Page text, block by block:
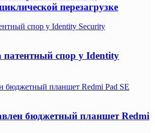
перезагрузке
спор у Identity Security
спор у Identity
бюджетный планшет Redmi Pad SE
бюджетный планшет Redmi